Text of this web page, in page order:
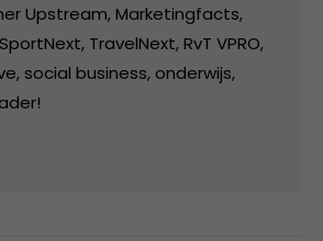
Upstream, Marketingfacts,
TravelNext, RvT VPRO,
social business, onderwijs,